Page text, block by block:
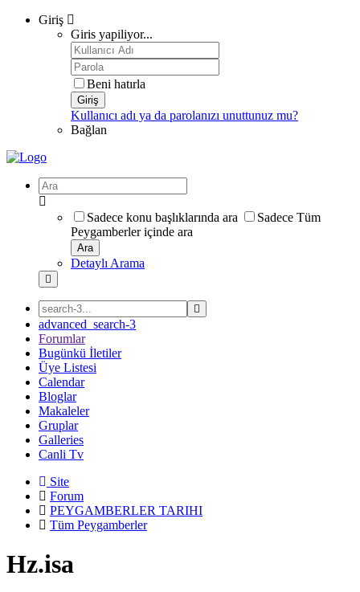
Giriş
Giris yapiliyor...
Beni hatırla
Giriş
Kullanıcı adı ya da parolanızı unuttunuz mu?
Bağlan
Sadece konu başlıklarında ara
Sadece Tüm
Peygamberler içinde ara
Ara
Detaylı Arama
advanced_search-3
Forumlar
Bugünkü İletiler
Üye Listesi
Calendar
Bloglar
Makaleler
Gruplar
Galleries
Canli Tv
Site
Forum
PEYGAMBERLER TARIHI
Tüm Peygamberler
Hz.isa